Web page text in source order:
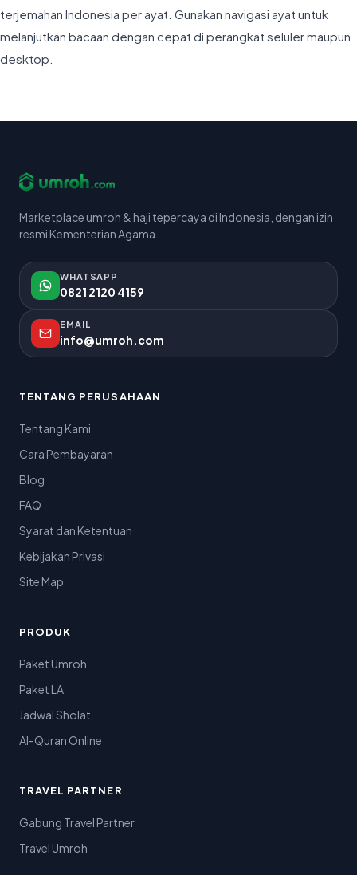
terjemahan Indonesia per ayat. Gunakan navigasi ayat untuk
melanjutkan bacaan dengan cepat di perangkat seluler maupun
desktop.
Marketplace umroh & haji tepercaya di Indonesia, dengan izin
resmi Kementerian Agama.
WHATSAPP
0821 2120 4159
EMAIL
info@umroh.com
TENTANG PERUSAHAAN
Tentang Kami
Cara Pembayaran
Blog
FAQ
Syarat dan Ketentuan
Kebijakan Privasi
Site Map
PRODUK
Paket Umroh
Paket LA
Jadwal Sholat
Al-Quran Online
TRAVEL PARTNER
Gabung Travel Partner
Travel Umroh